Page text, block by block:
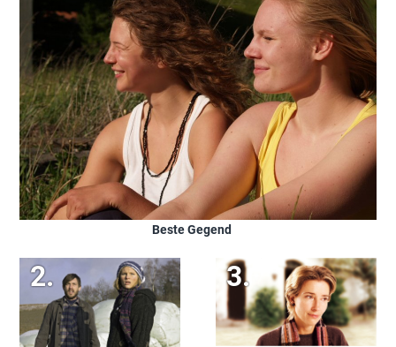
Beste Gegend